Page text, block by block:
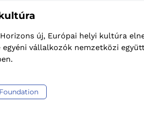
új, Európai helyi kultúra
egyéni vállalkozók nemzetközi